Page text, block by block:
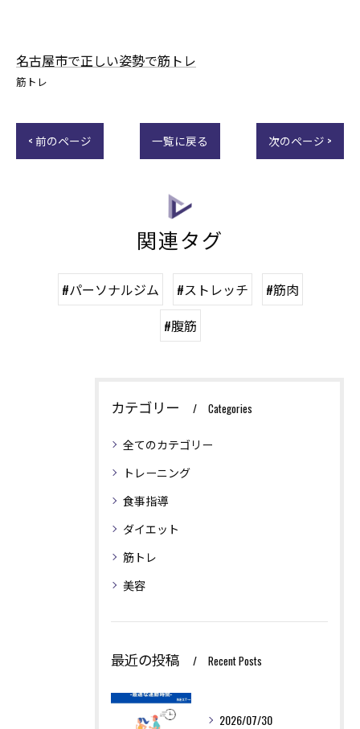
名古屋市で正しい姿勢で筋トレ
筋トレ
< 前のページ 一覧に戻る 次のページ >
関連タグ
#パーソナルジム #ストレッチ
#筋肉
#腹筋
カテゴリー Categories
全てのカテゴリー
トレーニング
食事指導
ダイエット
筋トレ
美容
最近の投稿 Recent Posts
2026/07/30